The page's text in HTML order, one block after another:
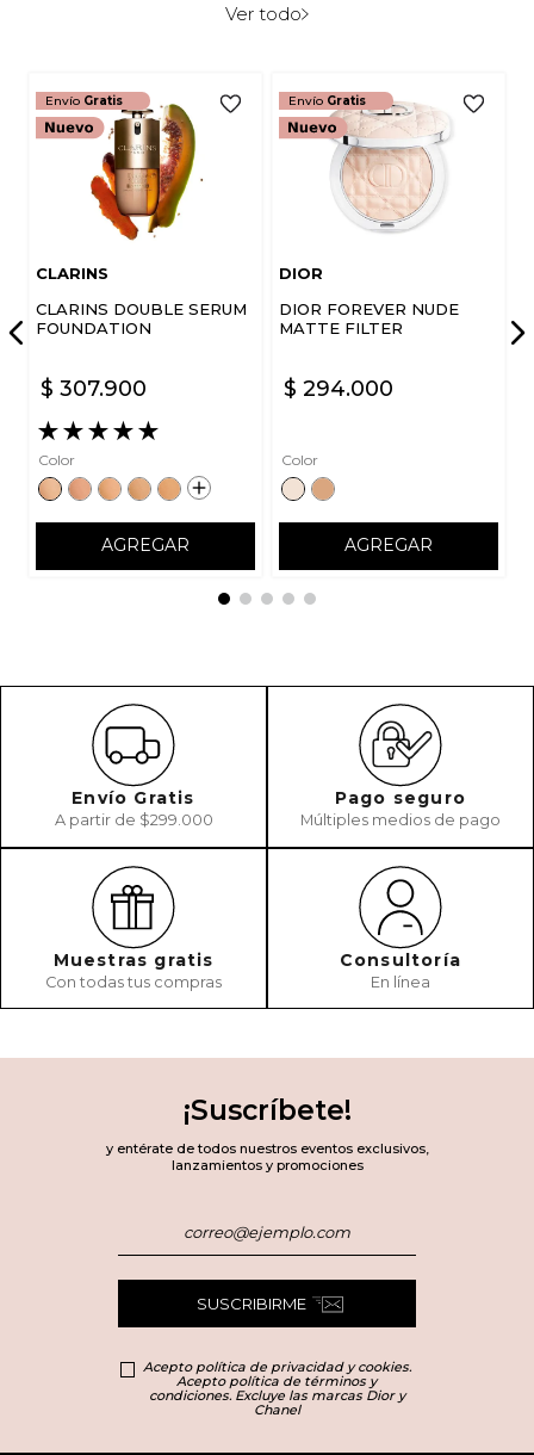
Ver todo
Envío Gratis
CLARINS
CLARINS DOUBLE SERUM
FOUNDATION
$ 307.900
★★★★★
Color
AGREGAR
Envío Gratis
DIOR
DIOR FOREVER NUDE
MATTE FILTER
$ 294.000
Color
AGREGAR
Envío Gratis
A partir de $299.000
Pago seguro
Múltiples medios de pago
Muestras gratis
Con todas tus compras
Consultoría
En línea
¡Suscríbete!
y entérate de todos nuestros eventos exclusivos,
lanzamientos y promociones
SUSCRIBIRME
Acepto política de privacidad y cookies.
Acepto política de términos y
condiciones. Excluye las marcas Dior y
Chanel